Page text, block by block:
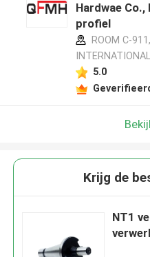
Hardwae
profiel
ROOM C-
5.0
Krijg de
NT1